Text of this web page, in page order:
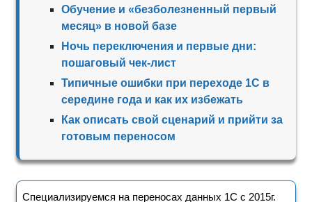
Обучение и «безболезненный первый
месяц» в новой базе
Ночь переключения и первые дни:
пошаговый чек‑лист
Типичные ошибки при переходе 1С в
середине года и как их избежать
Как описать свой сценарий и прийти за
готовым переносом
Специализируемся на переносах данных 1С с 2015г.